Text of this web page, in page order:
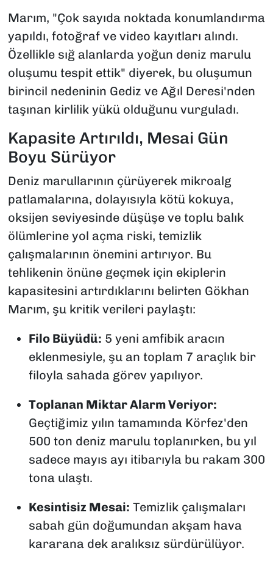
Marım, "Çok sayıda noktada konumlandırma
yapıldı, fotoğraf ve video kayıtları alındı.
Özellikle sığ alanlarda yoğun deniz marulu
oluşumu tespit ettik" diyerek, bu oluşumun
birincil nedeninin Gediz ve Ağıl Deresi'nden
taşınan kirlilik yükü olduğunu vurguladı.
Kapasite Artırıldı, Mesai Gün
Boyu Sürüyor
Deniz marullarının çürüyerek mikroalg
patlamalarına, dolayısıyla kötü kokuya,
oksijen seviyesinde düşüşe ve toplu balık
ölümlerine yol açma riski, temizlik
çalışmalarının önemini artırıyor. Bu
tehlikenin önüne geçmek için ekiplerin
kapasitesini artırdıklarını belirten Gökhan
Marım, şu kritik verileri paylaştı:
Filo Büyüdü: 5 yeni amfibik aracın
eklenmesiyle, şu an toplam 7 araçlık bir
filoyla sahada görev yapılıyor.
Toplanan Miktar Alarm Veriyor:
Geçtiğimiz yılın tamamında Körfez'den
500 ton deniz marulu toplanırken, bu yıl
sadece mayıs ayı itibarıyla bu rakam 300
tona ulaştı.
Kesintisiz Mesai: Temizlik çalışmaları
sabah gün doğumundan akşam hava
kararana dek aralıksız sürdürülüyor.